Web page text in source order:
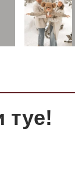
туе!